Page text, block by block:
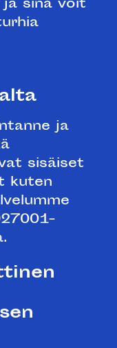
ja sinä voit
ja
sisäiset
kuten